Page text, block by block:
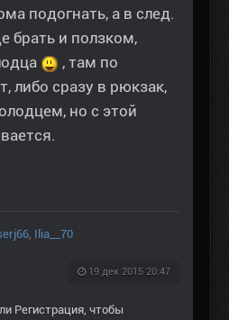
подогнать, а в след.
брать и ползком,
, там по
либо сразу в рюкзак,
но с этой
, Ilia__70
19 дек 2015 20:47
Регистрация, чтобы